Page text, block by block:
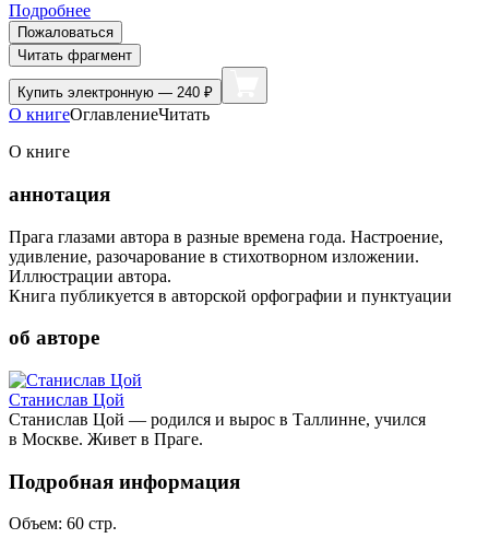
Подробнее
Пожаловаться
Читать фрагмент
Купить электронную — 240 ₽
О книгеОглавлениеЧитать
О книге
аннотация
Прага глазами автора в разные времена года. Настроение,
удивление, разочарование в стихотворном изложении.
Иллюстрации автора.
Книга публикуется в авторской орфографии и пунктуации
об авторе
Станислав Цой
Станислав Цой — родился и вырос в Таллинне, учился
в Москве. Живет в Праге.
Подробная информация
Объем: 60 стр.